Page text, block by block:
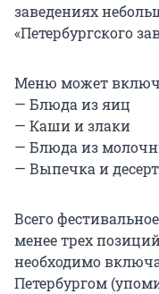
заведениях
«Петербургского
Меню может
— Блюда из яиц
— Каши и злаки
— Блюда из
— Выпечка и
Всего
менее трех
необходимо
Петербургом